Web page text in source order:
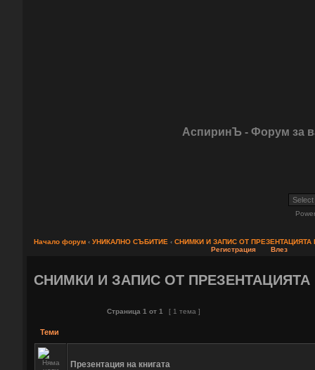
АспиринЪ - Форум за
Начало форум ‹ УНИКАЛНО СЪБИТИЕ ‹ СНИМКИ И ЗАПИС ОТ ПРЕЗЕНТАЦИЯТА
Регистрация
Влез
СНИМКИ И ЗАПИС ОТ ПРЕЗЕНТАЦИЯТА
Страница 1 от 1 [ 1 тема ]
Теми
Презентация на книгата